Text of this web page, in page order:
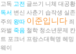
고독 고전 글쓰기 니체 대공황
독서 변신 사춘기 습작생 실존
주의 왕따 이준입니다 죄
와벌 죽음 철학 청소년문제 칸
트 포크너 프랑스대혁명 헤밍
웨이